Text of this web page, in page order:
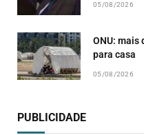
05/08/2026
ONU: mais
para casa
05/08/2026
PUBLICIDADE